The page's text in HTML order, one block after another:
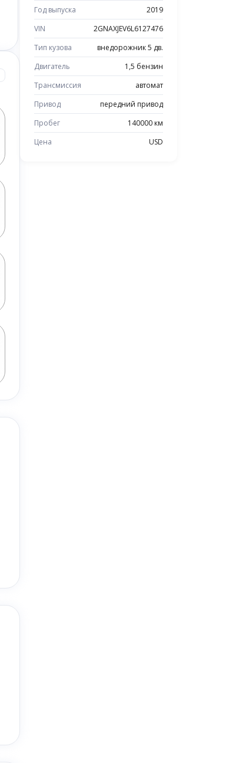
Год выпуска
2019
VIN
2GNAXJEV6L6127476
Тип кузова
внедорожник 5 дв.
Двигатель
1,5 бензин
Трансмиссия
автомат
Привод
передний привод
Пробег
140000 км
Цена
USD